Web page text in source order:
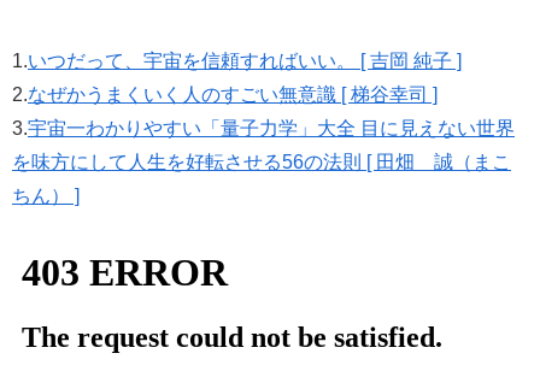
1.いつだって、宇宙を信頼すればいい。 [ 吉岡 純子 ]
2.なぜかうまくいく人のすごい無意識 [ 梯谷幸司 ]
3.宇宙一わかりやすい「量子力学」大全 目に見えない世界
を味方にして人生を好転させる56の法則 [ 田畑 誠（まこ
ちん） ]